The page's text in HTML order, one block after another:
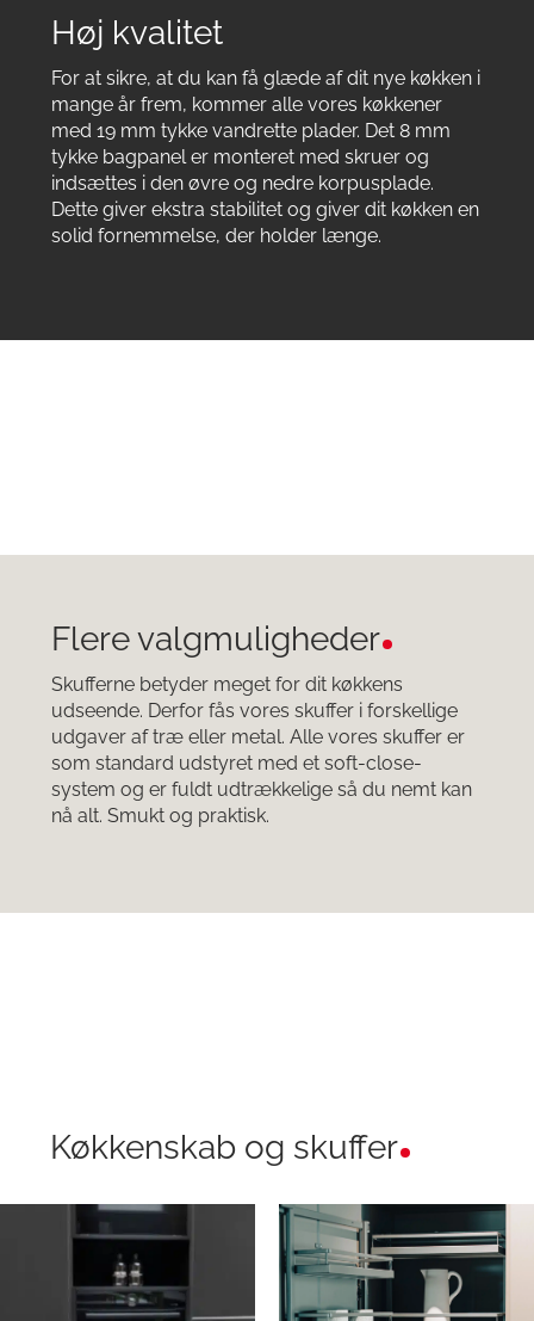
Høj kvalitet
For at sikre, at du kan få glæde af dit nye køkken i
mange år frem, kommer alle vores køkkener
med 19 mm tykke vandrette plader. Det 8 mm
tykke bagpanel er monteret med skruer og
indsættes i den øvre og nedre korpusplade.
Dette giver ekstra stabilitet og giver dit køkken en
solid fornemmelse, der holder længe.
Flere valgmuligheder
Skufferne betyder meget for dit køkkens
udseende. Derfor fås vores skuffer i forskellige
udgaver af træ eller metal. Alle vores skuffer er
som standard udstyret med et soft-close-
system og er fuldt udtrækkelige så du nemt kan
nå alt. Smukt og praktisk.
Køkkenskab og skuffer